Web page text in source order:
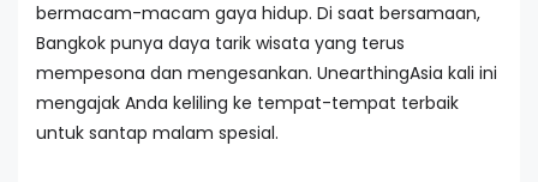
bermacam-macam gaya hidup. Di saat bersamaan,
Bangkok punya daya tarik wisata yang terus
mempesona dan mengesankan. UnearthingAsia kali ini
mengajak Anda keliling ke tempat-tempat terbaik
untuk santap malam spesial.